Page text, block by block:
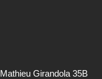
Girandola 35B